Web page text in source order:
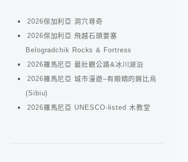
2026保加利亞 洞穴尋奇
2026保加利亞 飛越石頭要塞
Belogradchik Rocks & Fortress
2026羅馬尼亞 最壯觀公路&冰川湖泊
2026羅馬尼亞 城市漫遊–有眼睛的錫比烏
(Sibiu)
2026羅馬尼亞 UNESCO-listed 木教堂